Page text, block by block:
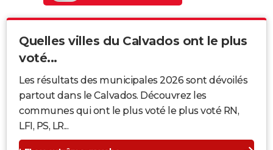
Quelles villes du Calvados ont le plus
voté...
Les résultats des municipales 2026 sont dévoilés
partout dans le Calvados. Découvrez les
communes qui ont le plus voté le plus voté RN,
LFI, PS, LR...